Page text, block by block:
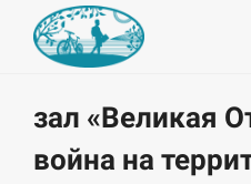
зал «Великая
война на